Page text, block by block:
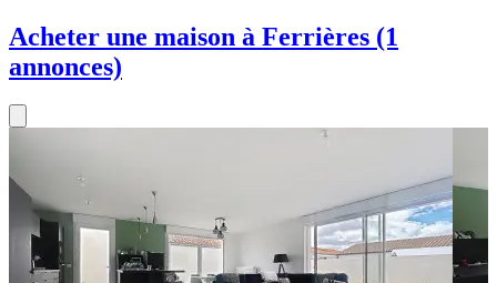
Acheter une maison à Ferrières (1
annonces)